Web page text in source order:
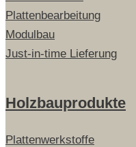
Plattenbearbeitung
Modulbau
Just-in-time Lieferung
Holzbauprodukte
Plattenwerkstoffe